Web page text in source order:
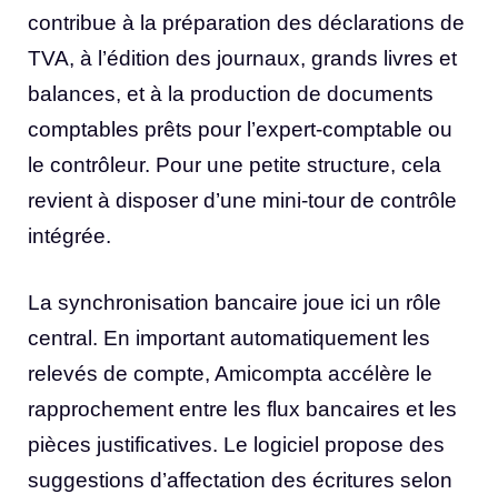
contribue à la préparation des déclarations de
TVA, à l’édition des journaux, grands livres et
balances, et à la production de documents
comptables prêts pour l’expert-comptable ou
le contrôleur. Pour une petite structure, cela
revient à disposer d’une mini-tour de contrôle
intégrée.
La synchronisation bancaire joue ici un rôle
central. En important automatiquement les
relevés de compte, Amicompta accélère le
rapprochement entre les flux bancaires et les
pièces justificatives. Le logiciel propose des
suggestions d’affectation des écritures selon